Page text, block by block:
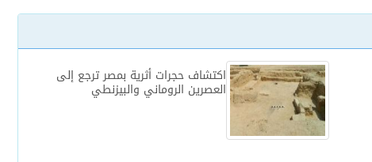
اكتشاف حجرات أثرية بمصر ترجع إلى
العصرين الروماني والبيزنطي